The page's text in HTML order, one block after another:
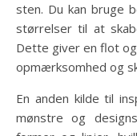
sten. Du kan bruge
størrelser til at
Dette giver en flot
opmærksomhed og
En anden kilde til
mønstre og